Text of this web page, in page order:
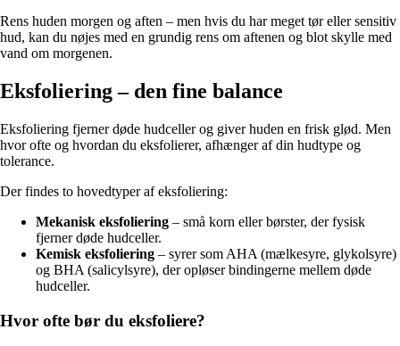
Rens huden morgen og aften – men hvis du har meget tør eller sensitiv
hud, kan du nøjes med en grundig rens om aftenen og blot skylle med
vand om morgenen.
Eksfoliering – den fine balance
Eksfoliering fjerner døde hudceller og giver huden en frisk glød. Men
hvor ofte og hvordan du eksfolierer, afhænger af din hudtype og
tolerance.
Der findes to hovedtyper af eksfoliering:
Mekanisk eksfoliering – små korn eller børster, der fysisk
fjerner døde hudceller.
Kemisk eksfoliering – syrer som AHA (mælkesyre, glykolsyre)
og BHA (salicylsyre), der opløser bindingerne mellem døde
hudceller.
Hvor ofte bør du eksfoliere?